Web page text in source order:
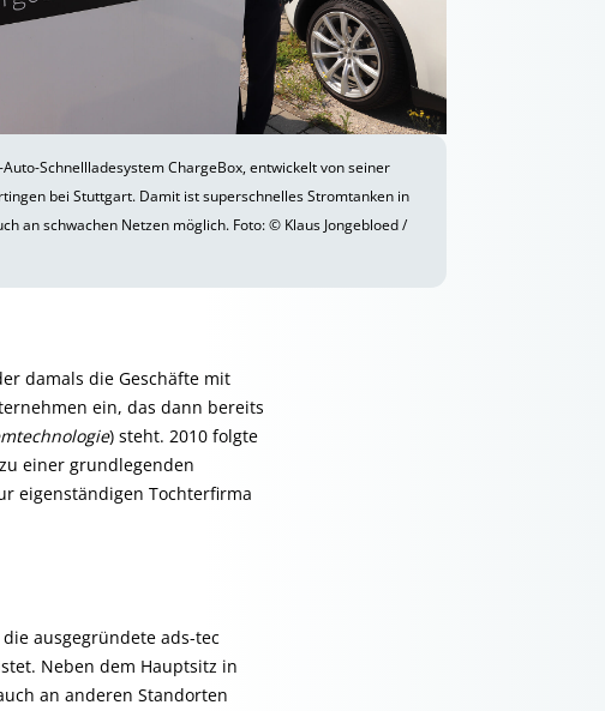
Schnellladesystem ChargeBox, entwickelt von seiner
bei Stuttgart. Damit ist superschnelles Stromtanken in
an schwachen Netzen möglich. Foto: © Klaus Jongebloed /
damals die Geschäfte mit
ein, das dann bereits
) steht. 2010 folgte
einer grundlegenden
eigenständigen Tochterfirma
ausgegründete ads-tec
Neben dem Hauptsitz in
an anderen Standorten